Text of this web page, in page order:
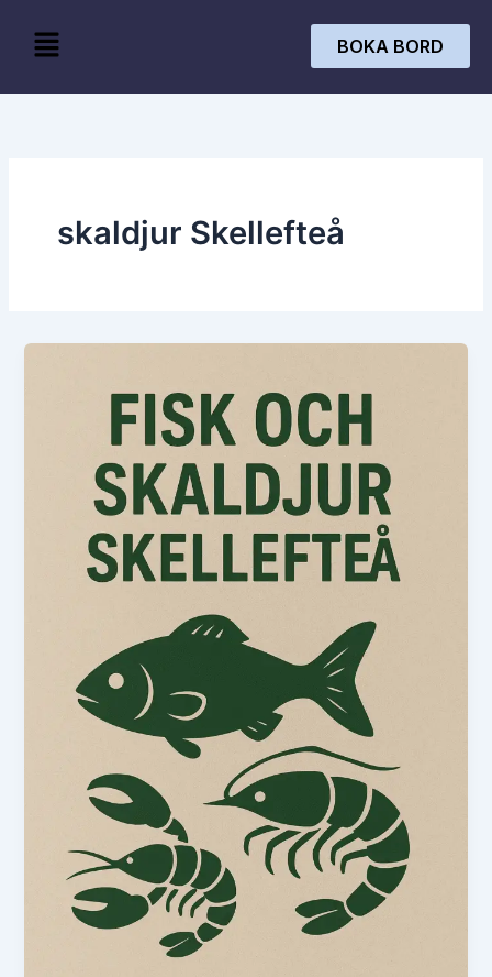
Menu BOKA BORD
skaldjur Skellefteå